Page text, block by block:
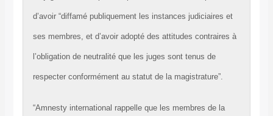
d’avoir “diffamé publiquement les instances judiciaires et
ses membres, et d’avoir adopté des attitudes contraires à
l’obligation de neutralité que les juges sont tenus de
respecter conformément au statut de la magistrature”.
“Amnesty international rappelle que les membres de la